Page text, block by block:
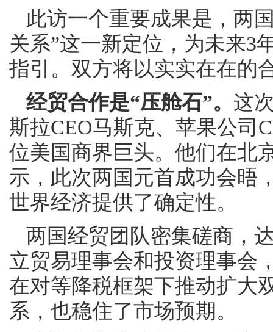
此访一个重要成果是，两
关系”这一新定位，为未来3
指引。双方将以实实在在的
经贸合作是“压舱石”。 这
斯拉CEO马斯克、苹果公司
位美国商界巨头。他们在北
示，此次两国元首成功会晤
世界经济提供了确定性。
两国经贸团队密集磋商，
立贸易理事会和投资理事会
在对等降税框架下推动扩大
系，也稳住了市场预期。